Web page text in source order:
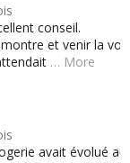
conseil.
et venir la
… More
avait évolué au